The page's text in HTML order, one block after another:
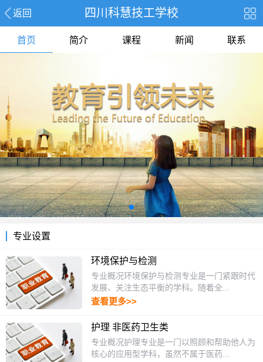
返回 四川科慧技工学校
首页 简介 课程 新闻 联系
专业设置
环境保护与检测
专业概况环境保护与检测专业是一门紧跟时代
发展、关注生态平衡的学科。随着全...
查看更多>>
护理 非医药卫生类
专业概况护理专业是一门以照顾和帮助他人为
核心的应用型学科，虽然不属于医药...